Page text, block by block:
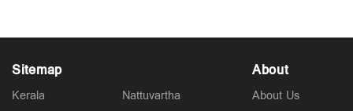
Sitemap
Kerala
Nattuvartha
About
About Us